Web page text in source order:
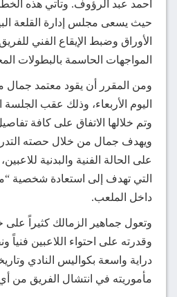
أحمد عبد الرؤوف. وتأتي هذه
حيث يسعى مجلس إدارة القلعة
الأوراق وضبط الإيقاع الفني
المواجهات الحاسمة بالبطولات
ومن المقرر أن يقود معتمد جمال
اليوم الأربعاء، وذلك عقب الجلسة
وتم خلالها الاتفاق على كافة
ويهدف جمال من خلال حصته
على الحالة الفنية والبدنية
التي تهدف إلى استعادة شخصية
داخل الملعب.
وتعول جماهير الزمالك كثيراً
وقدرته على احتواء اللاعبين فنياً
دراية واسعة بكواليس النادي
مأموريته في انتشال الفريق من